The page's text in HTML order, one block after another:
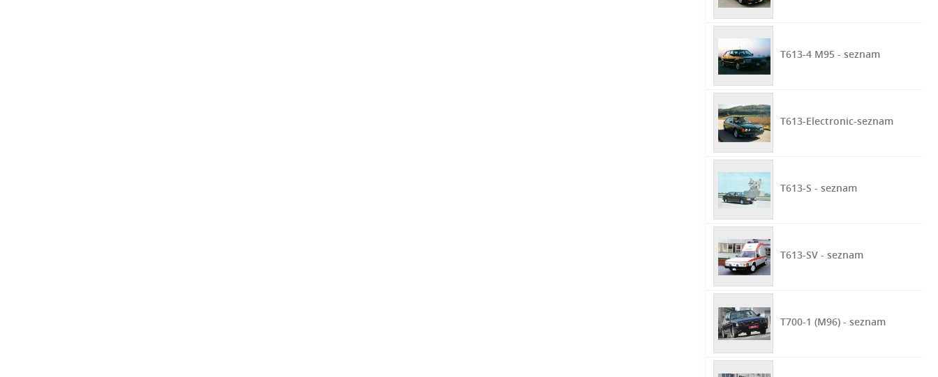
T613-4 M95 - seznam
T613-Electronic-seznam
T613-S - seznam
T613-SV - seznam
T700-1 (M96) - seznam